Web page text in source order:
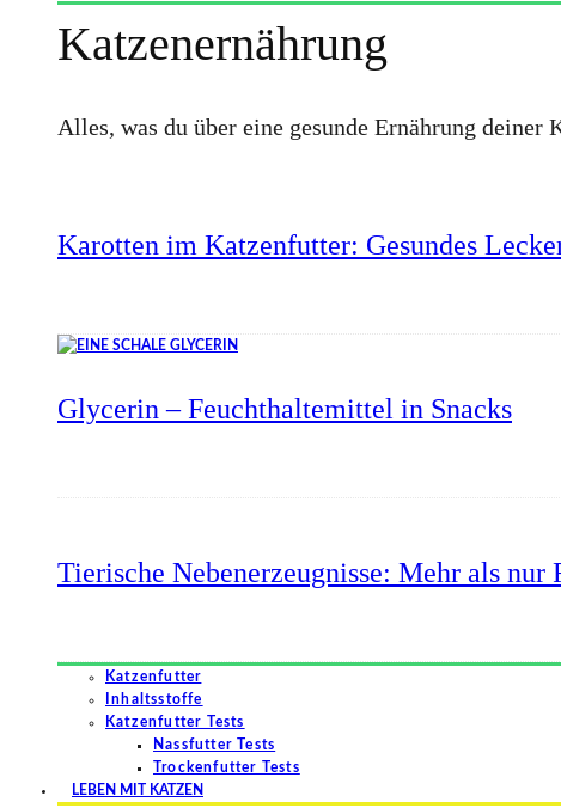
Katzenernährung
Alles, was du über eine gesunde Ernährung deiner
Karotten im Katzenfutter: Gesundes
Glycerin – Feuchthaltemittel in Snacks
Tierische Nebenerzeugnisse: Mehr als
Katzenfutter
Inhaltsstoffe
Katzenfutter Tests
Nassfutter Tests
Trockenfutter Tests
LEBEN MIT KATZEN